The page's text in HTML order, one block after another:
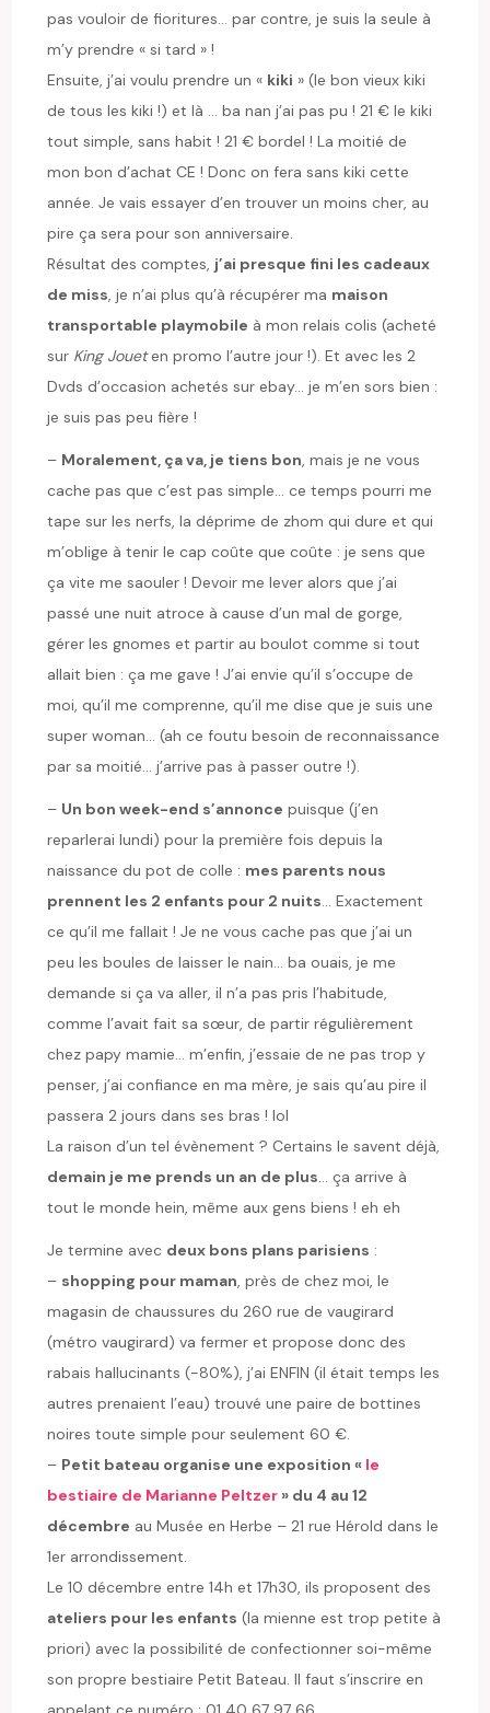
pas vouloir de fioritures… par contre, je suis la seule à
m’y prendre « si tard » !
Ensuite, j’ai voulu prendre un « kiki » (le bon vieux kiki
de tous les kiki !) et là … ba nan j’ai pas pu ! 21 € le kiki
tout simple, sans habit ! 21 € bordel ! La moitié de
mon bon d’achat CE ! Donc on fera sans kiki cette
année. Je vais essayer d’en trouver un moins cher, au
pire ça sera pour son anniversaire.
Résultat des comptes, j’ai presque fini les cadeaux
de miss, je n’ai plus qu’à récupérer ma maison
transportable playmobile à mon relais colis (acheté
sur King Joueten promo l’autre jour !). Et avec les 2
Dvds d’occasion achetés sur ebay… je m’en sors bien :
je suis pas peu fière !
– Moralement, ça va, je tiens bon, mais je ne vous
cache pas que c’est pas simple… ce temps pourri me
tape sur les nerfs, la déprime de zhom qui dure et qui
m’oblige à tenir le cap coûte que coûte : je sens que
ça vite me saouler ! Devoir me lever alors que j’ai
passé une nuit atroce à cause d’un mal de gorge,
gérer les gnomes et partir au boulot comme si tout
allait bien : ça me gave ! J’ai envie qu’il s’occupe de
moi, qu’il me comprenne, qu’il me dise que je suis une
super woman… (ah ce foutu besoin de reconnaissance
par sa moitié… j’arrive pas à passer outre !).
– Un bon week-end s’annonce puisque (j’en
reparlerai lundi) pour la première fois depuis la
naissance du pot de colle : mes parents nous
prennent les 2 enfants pour 2 nuits… Exactement
ce qu’il me fallait ! Je ne vous cache pas que j’ai un
peu les boules de laisser le nain… ba ouais, je me
demande si ça va aller, il n’a pas pris l’habitude,
comme l’avait fait sa sœur, de partir régulièrement
chez papy mamie… m’enfin, j’essaie de ne pas trop y
penser, j’ai confiance en ma mère, je sais qu’au pire il
passera 2 jours dans ses bras ! lol
La raison d’un tel évènement ? Certains le savent déjà,
demain je me prends un an de plus… ça arrive à
tout le monde hein, même aux gens biens ! eh eh
Je termine avec deux bons plans parisiens :
– shopping pour maman, près de chez moi, le
magasin de chaussures du 260 rue de vaugirard
(métro vaugirard) va fermer et propose donc des
rabais hallucinants (-80%), j’ai ENFIN (il était temps les
autres prenaient l’eau) trouvé une paire de bottines
noires toute simple pour seulement 60 €.
– Petit bateau organise une exposition « le
bestiaire de Marianne Peltzer » du 4 au 12
décembre au Musée en Herbe – 21 rue Hérold dans le
1er arrondissement.
Le 10 décembre entre 14h et 17h30, ils proposent des
ateliers pour les enfants (la mienne est trop petite à
priori) avec la possibilité de confectionner soi-même
son propre bestiaire Petit Bateau. Il faut s’inscrire en